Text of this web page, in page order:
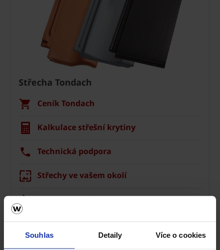
Souhlas Detaily Více o cookies
Střecha Tondach
Ceník Tondach
Kalkulace střešní krytiny
Technická podpora
Střechy ve vašem okolí
Vizualizace střechy
CAD Detaily střecha